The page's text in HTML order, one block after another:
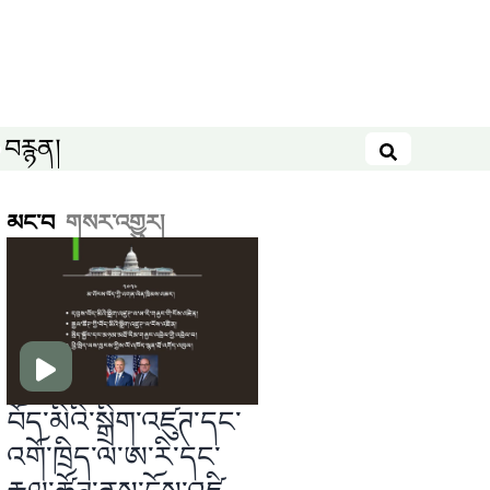
བརྙན།
མང་བ གསར་འགྱུར།
བོད་མིའི་སྒྲིག་འཛུཊ་དང་
འགོ་ཁྲིད་ལ་ཨ་རི་དང་